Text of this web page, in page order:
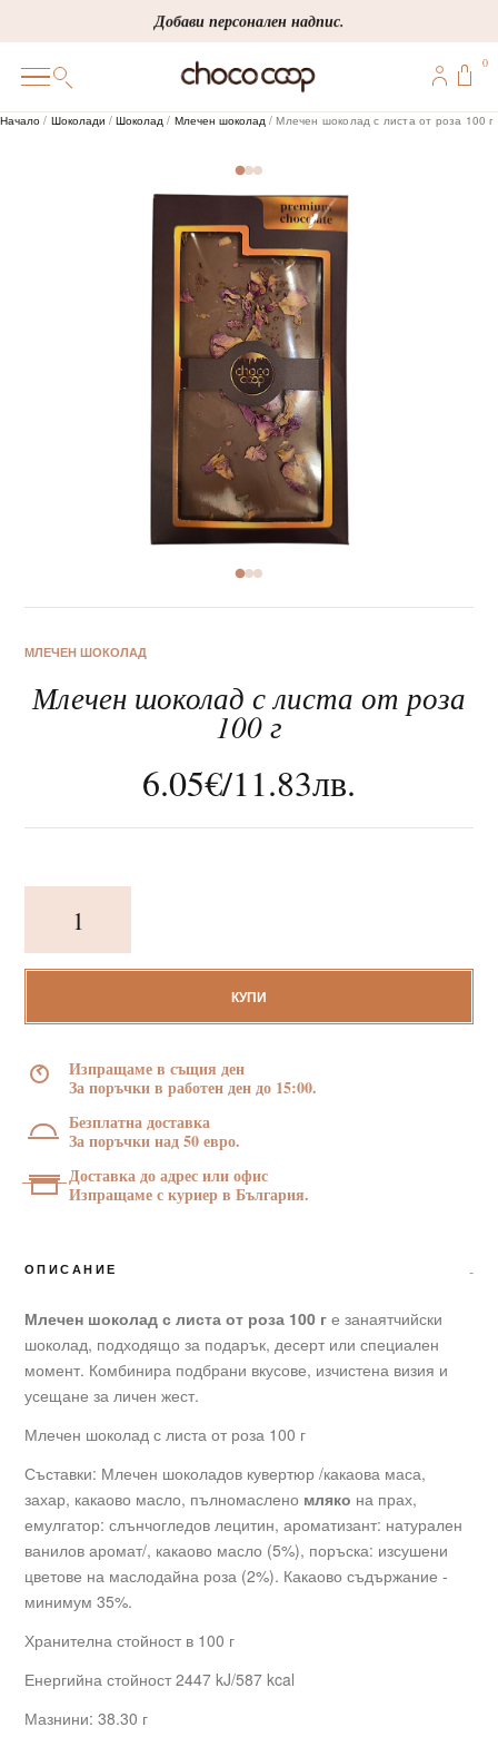
to
content
Добави персонален надпис.
ПЕРСОНАЛИЗИРАНИ
ВИНЕНА СЕЛЕКЦИЯ
За нас
Клиентско обслужване
Корпоративни подаръци
0
Начало / Шоколади /Шоколад / Млечен шоколад/ Млечен шоколад с листа от роза 100 г
МЛЕЧЕН ШОКОЛАД
Млечен шоколад с листа от роза
100 г
6.05€/11.83лв.
Млечен
шоколад
листа
роза
КУПИ
Изпращаме в същия ден
За поръчки в работен ден до 15:00.
Безплатна доставка
За поръчки над 50 евро.
Доставка до адрес или офис
Изпращаме с куриер в България.
ОПИСАНИЕ
Млечен шоколад с листа от роза 100 г е занаятчийски
шоколад, подходящо за подарък, десерт или специален
момент. Комбинира подбрани вкусове, изчистена визия и
усещане за личен жест.
Млечен шоколад с листа от роза 100 г
Съставки: Млечен шоколадов кувертюр /какаова маса,
захар, какаово масло, пълномаслено мляко на прах,
емулгатор: слънчогледов лецитин, ароматизант: натурален
ванилов аромат/, какаово масло (5%), поръска: изсушени
цветове на маслодайна роза (2%). Какаово съдържание -
минимум 35%.
Хранителна стойност в 100 г
Енергийна стойност 2447 kJ/587 kcal
Мазнини: 38.30 г